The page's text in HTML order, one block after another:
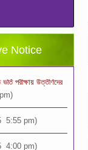
Notice
অন্যান্য ফিস এর
5:55 pm)
4:00 pm)